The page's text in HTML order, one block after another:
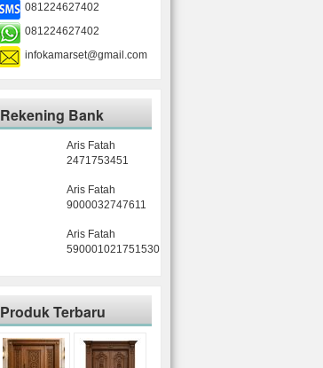
081224627402
081224627402
infokamarset@gmail.com
Rekening Bank
Aris Fatah
2471753451
Aris Fatah
9000032747611
Aris Fatah
590001021751530
Produk Terbaru